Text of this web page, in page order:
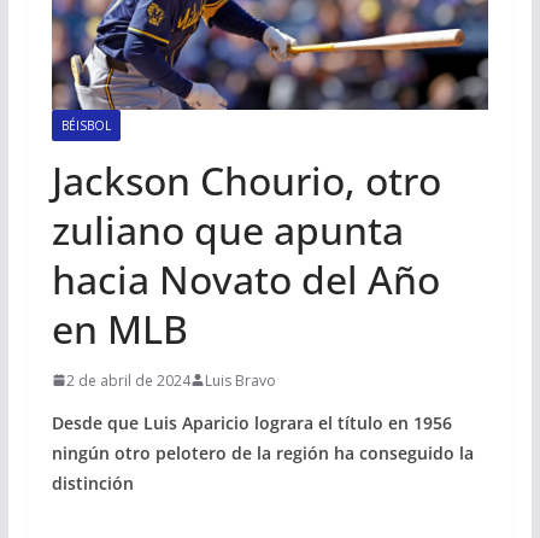
BÉISBOL
Jackson Chourio, otro
zuliano que apunta
hacia Novato del Año
en MLB
2 de abril de 2024 Luis Bravo
Desde que Luis Aparicio lograra el título en 1956
ningún otro pelotero de la región ha conseguido la
distinción